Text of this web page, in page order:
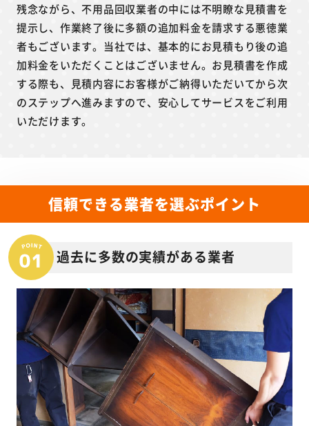
残念ながら、不用品回収業者の中には不明瞭な見積書を
提示し、作業終了後に多額の追加料金を請求する悪徳業
者もございます。当社では、基本的にお見積もり後の追
加料金をいただくことはございません。お見積書を作成
する際も、見積内容にお客様がご納得いただいてから次
のステップへ進みますので、安心してサービスをご利用
いただけます。
信頼できる業者を選ぶポイント
過去に多数の実績がある業者